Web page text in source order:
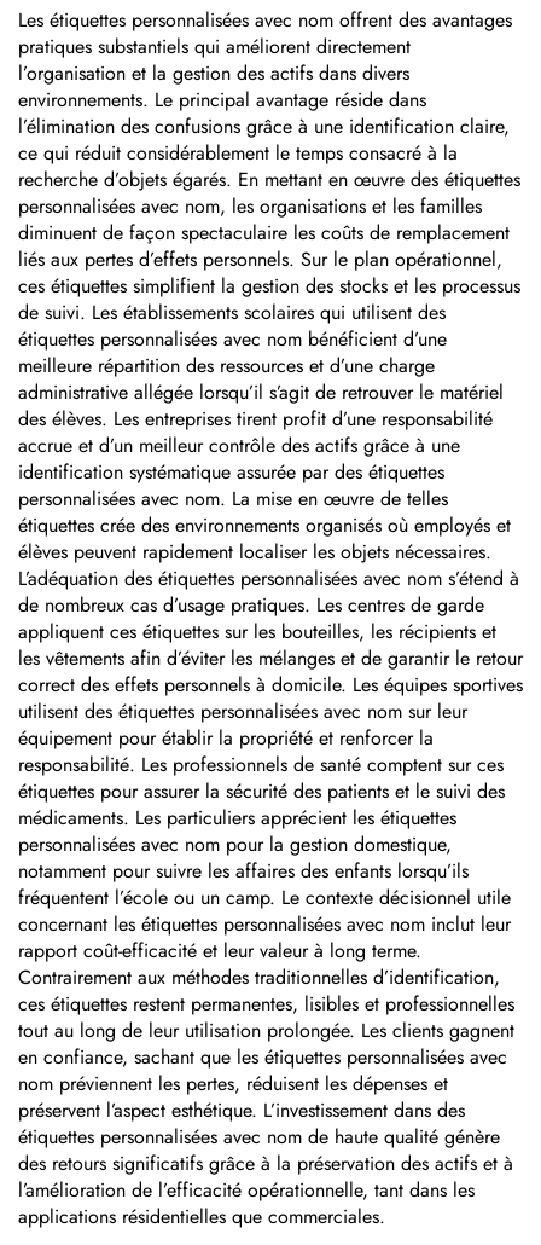
autocollants 3D en résine
époxy
Les étiquettes personnalisées avec nom offrent des avantages
pratiques substantiels qui améliorent directement
l’organisation et la gestion des actifs dans divers
environnements. Le principal avantage réside dans
l’élimination des confusions grâce à une identification claire,
ce qui réduit considérablement le temps consacré à la
recherche d’objets égarés. En mettant en œuvre des étiquettes
personnalisées avec nom, les organisations et les familles
diminuent de façon spectaculaire les coûts de remplacement
liés aux pertes d’effets personnels. Sur le plan opérationnel,
ces étiquettes simplifient la gestion des stocks et les processus
de suivi. Les établissements scolaires qui utilisent des
étiquettes personnalisées avec nom bénéficient d’une
meilleure répartition des ressources et d’une charge
administrative allégée lorsqu’il s’agit de retrouver le matériel
des élèves. Les entreprises tirent profit d’une responsabilité
accrue et d’un meilleur contrôle des actifs grâce à une
identification systématique assurée par des étiquettes
personnalisées avec nom. La mise en œuvre de telles
étiquettes crée des environnements organisés où employés et
élèves peuvent rapidement localiser les objets nécessaires.
L’adéquation des étiquettes personnalisées avec nom s’étend à
de nombreux cas d’usage pratiques. Les centres de garde
appliquent ces étiquettes sur les bouteilles, les récipients et
les vêtements afin d’éviter les mélanges et de garantir le retour
correct des effets personnels à domicile. Les équipes sportives
utilisent des étiquettes personnalisées avec nom sur leur
équipement pour établir la propriété et renforcer la
responsabilité. Les professionnels de santé comptent sur ces
étiquettes pour assurer la sécurité des patients et le suivi des
médicaments. Les particuliers apprécient les étiquettes
personnalisées avec nom pour la gestion domestique,
notamment pour suivre les affaires des enfants lorsqu’ils
fréquentent l’école ou un camp. Le contexte décisionnel utile
concernant les étiquettes personnalisées avec nom inclut leur
rapport coût-efficacité et leur valeur à long terme.
Contrairement aux méthodes traditionnelles d’identification,
ces étiquettes restent permanentes, lisibles et professionnelles
tout au long de leur utilisation prolongée. Les clients gagnent
en confiance, sachant que les étiquettes personnalisées avec
nom préviennent les pertes, réduisent les dépenses et
préservent l’aspect esthétique. L’investissement dans des
étiquettes personnalisées avec nom de haute qualité génère
des retours significatifs grâce à la préservation des actifs et à
l’amélioration de l’efficacité opérationnelle, tant dans les
applications résidentielles que commerciales.